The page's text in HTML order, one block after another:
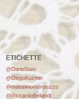
ETICHETTE
@DarioStasi
@DiegoKuzmin
@massimomoretuzzo
@RiccardoBellandi